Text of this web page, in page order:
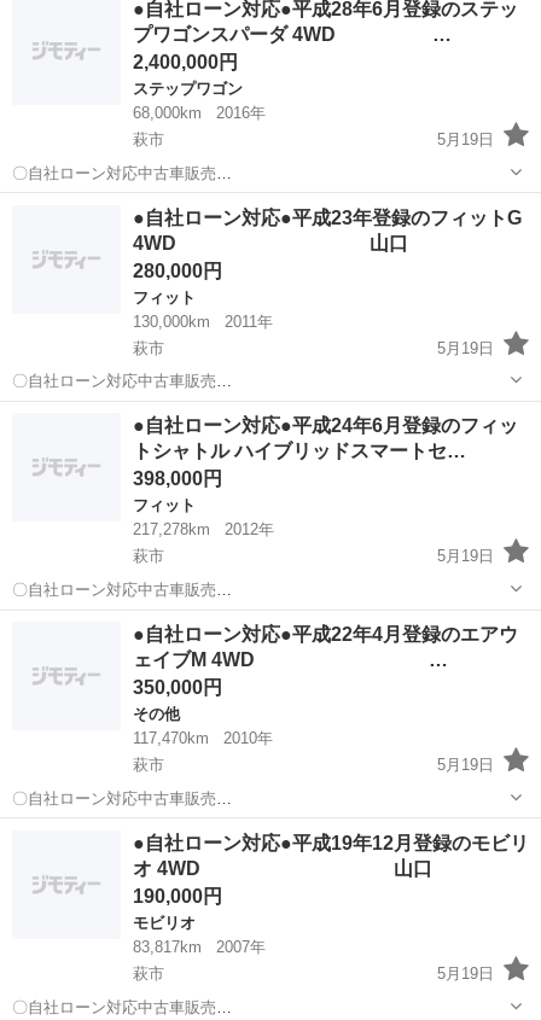
応可能☆ １、勤続年数の短い方や自営業の方 ２、パ
ートをされる主婦の方や派遣社員の方 ３、自己破産等をされ...
●自社ローン対応●平成28年6月登録のステッ
プワゴンスパーダ 4WD …
2,400,000円
ステップワゴン
68,000km
2016年
萩市
5月19日
〇自社ローン対応中古車販売
〇 ☆どなたでもローン対
応可能☆ １、勤続年数の短い方や自営業の方 ２、パ
ートをされる主婦の方や派遣社員の方 ３、自己破産等をされ...
ステップワゴン 車両
●自社ローン対応●平成23年登録のフィットG
4WD 山口
280,000円
フィット
130,000km
2011年
萩市
5月19日
〇自社ローン対応中古車販売
〇 ☆どなたでもロー
ン対応可能☆ １、勤続年数の短い方や自営業の方
２、パートをされる主婦の方や派遣社員の方 ...
フィット 車両
●自社ローン対応●平成24年6月登録のフィッ
トシャトル ハイブリッドスマートセ…
398,000円
フィット
217,278km
2012年
萩市
5月19日
〇自社ローン対応中古車販売
〇 ☆どなたでもローン
対応可能☆ １、勤続年数の短い方や自営業の方 ２、
パートをされる主婦の方や派遣社員の方 ３、自己破産等をさ...
フィット フィットシャトル
●自社ローン対応●平成22年4月登録のエアウ
ェイブM 4WD …
350,000円
その他
117,470km
2010年
萩市
5月19日
〇自社ローン対応中古車販売
〇 ☆どなたでもロー
ン対応可能☆ １、勤続年数の短い方や自営業の方
２、パートをされる主婦の方や派遣社員の方 ...
その他 車両
●自社ローン対応●平成19年12月登録のモビリ
オ 4WD 山口
190,000円
モビリオ
83,817km
2007年
萩市
5月19日
〇自社ローン対応中古車販売